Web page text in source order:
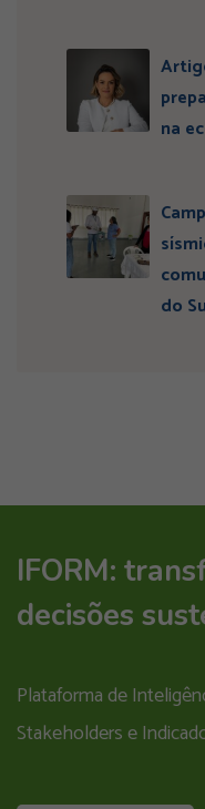
na
do
IFORM:
decisões
Plataforma de
Stakeholders e